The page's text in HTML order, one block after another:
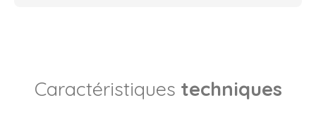
Caractéristiques techniques